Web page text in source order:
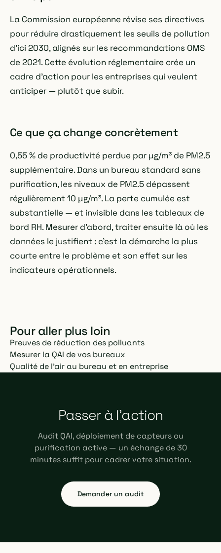
La Commission européenne révise ses directives
pour réduire drastiquement les seuils de pollution
d'ici 2030, alignés sur les recommandations OMS
de 2021. Cette évolution réglementaire crée un
cadre d'action pour les entreprises qui veulent
anticiper — plutôt que subir.
Ce que ça change concrètement
0,55 % de productivité perdue par µg/m³ de PM2.5
supplémentaire. Dans un bureau standard sans
purification, les niveaux de PM2.5 dépassent
régulièrement 10 µg/m³. La perte cumulée est
substantielle — et invisible dans les tableaux de
bord RH. Mesurer d'abord, traiter ensuite là où les
données le justifient : c'est la démarche la plus
courte entre le problème et son effet sur les
indicateurs opérationnels.
Pour aller plus loin
Preuves de réduction des polluants
Mesurer la QAI de vos bureaux
Qualité de l'air au bureau et en entreprise
Passer à l'action
Audit QAI, déploiement de capteurs ou
purification active — un échange de 30
minutes suffit pour cadrer votre situation.
Demander un audit